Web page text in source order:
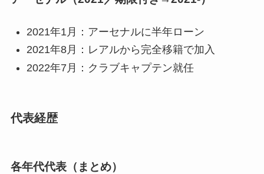
2021年1月：アーセナルに半年ローン
2021年8月：レアルから完全移籍で加入
2022年7月：クラブキャプテン就任
代表経歴
各年代代表（まとめ）